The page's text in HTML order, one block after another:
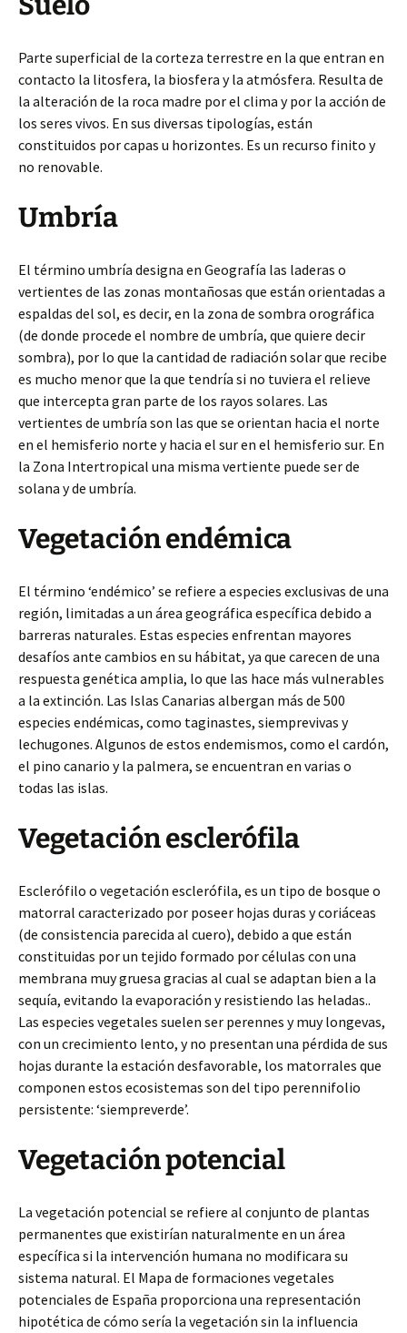
Parte superficial de la corteza terrestre en la que entran en
contacto la litosfera, la biosfera y la atmósfera. Resulta de
la alteración de la roca madre por el clima y por la acción de
los seres vivos. En sus diversas tipologías, están
constituidos por capas u horizontes. Es un recurso finito y
no renovable.
Umbría
El término umbría designa en Geografía las laderas o
vertientes de las zonas montañosas que están orientadas a
espaldas del sol, es decir, en la zona de sombra orográfica
(de donde procede el nombre de umbría, que quiere decir
sombra), por lo que la cantidad de radiación solar que recibe
es mucho menor que la que tendría si no tuviera el relieve
que intercepta gran parte de los rayos solares. Las
vertientes de umbría son las que se orientan hacia el norte
en el hemisferio norte y hacia el sur en el hemisferio sur. En
la Zona Intertropical una misma vertiente puede ser de
solana y de umbría.
Vegetación endémica
El término ‘endémico’ se refiere a especies exclusivas de una
región, limitadas a un área geográfica específica debido a
barreras naturales. Estas especies enfrentan mayores
desafíos ante cambios en su hábitat, ya que carecen de una
respuesta genética amplia, lo que las hace más vulnerables
a la extinción. Las Islas Canarias albergan más de 500
especies endémicas, como taginastes, siemprevivas y
lechugones. Algunos de estos endemismos, como el cardón,
el pino canario y la palmera, se encuentran en varias o
todas las islas.
Vegetación esclerófila
Esclerófilo o vegetación esclerófila, es un tipo de bosque o
matorral caracterizado por poseer hojas duras y coriáceas
(de consistencia parecida al cuero), debido a que están
constituidas por un tejido formado por células con una
membrana muy gruesa gracias al cual se adaptan bien a la
sequía, evitando la evaporación y resistiendo las heladas..
Las especies vegetales suelen ser perennes y muy longevas,
con un crecimiento lento, y no presentan una pérdida de sus
hojas durante la estación desfavorable, los matorrales que
componen estos ecosistemas son del tipo perennifolio
persistente: ‘siempreverde’.
Vegetación potencial
La vegetación potencial se refiere al conjunto de plantas
permanentes que existirían naturalmente en un área
específica si la intervención humana no modificara su
sistema natural. El Mapa de formaciones vegetales
potenciales de España proporciona una representación
hipotética de cómo sería la vegetación sin la influencia